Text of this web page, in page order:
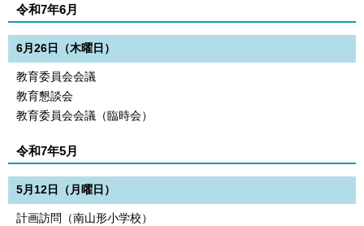
令和7年6月
6月26日（木曜日）
教育委員会会議
教育懇談会
教育委員会会議（臨時会）
令和7年5月
5月12日（月曜日）
計画訪問（南山形小学校）